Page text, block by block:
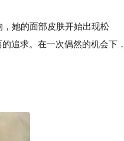
她的面部皮肤开始出现松
追求。在一次偶然的机会下，